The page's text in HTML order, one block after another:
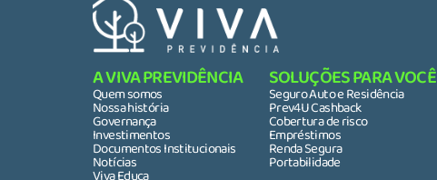
A VIVA PREVIDÊNCIA
Quem somos
Nossa história
Governança
Investimentos
Documentos Institucionais
Notícias
SOLUÇÕES PARA VOCÊ
Seguro Auto e Residência
Prev4U Cashback
Cobertura de risco
Empréstimos
Renda Segura
Portabilidade